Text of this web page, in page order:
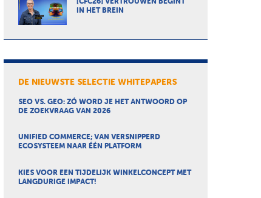
[CFC26] VERTROUWEN BEGINT
IN HET BREIN
DE NIEUWSTE SELECTIE WHITEPAPERS
SEO VS. GEO: ZÓ WORD JE HET ANTWOORD OP
DE ZOEKVRAAG VAN 2026
UNIFIED COMMERCE; VAN VERSNIPPERD
ECOSYSTEEM NAAR ÉÉN PLATFORM
KIES VOOR EEN TIJDELIJK WINKELCONCEPT MET
LANGDURIGE IMPACT!